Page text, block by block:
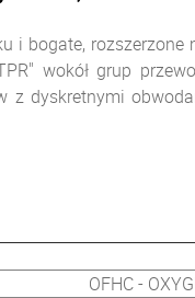
i bogate,
wokół grup
z dyskretnymi
OFHC -